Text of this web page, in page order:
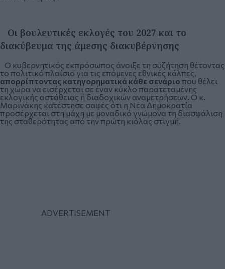
Οι βουλευτικές εκλογές του 2027 και το
διακύβευμα της άμεσης διακυβέρνησης
Ο κυβερνητικός εκπρόσωπος άνοιξε τη συζήτηση θέτοντας
το πολιτικό πλαίσιο για τις επόμενες εθνικές κάλπες,
απορρίπτοντας κατηγορηματικά κάθε σενάριο που θέλει
τη χώρα να εισέρχεται σε έναν κύκλο παρατεταμένης
εκλογικής αστάθειας ή διαδοχικών αναμετρήσεων. Ο κ.
Μαρινάκης κατέστησε σαφές ότι η Νέα Δημοκρατία
προσέρχεται στη μάχη με μοναδικό γνώμονα τη διασφάλιση
της σταθερότητας από την πρώτη κιόλας στιγμή.